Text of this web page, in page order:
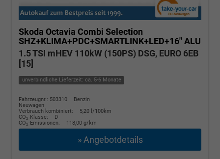
Skoda Octavia Combi Selection
SHZ+KLIMA+PDC+SMARTLINK+LED+16" ALU
1.5 TSI mHEV 110kW (150PS) DSG, EURO 6EB
[15]
unverbindliche Lieferzeit: ca. 5-6 Monate
Fahrzeugnr.: 503310
Benzin
Neuwagen
Verbrauch kombiniert:
5,20 l/100km
CO2-Klasse:
D
CO2-Emissionen: 118,00 g/km
» Angebotdetails